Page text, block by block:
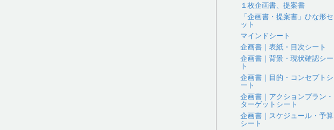
１枚企画書、提案書
「企画書・提案書」ひな形セ
ット
マインドシート
企画書｜表紙・目次シート
企画書｜背景・現状確認シー
ト
企画書｜目的・コンセプトシ
ート
企画書｜アクションプラン・
ターゲットシート
企画書｜スケジュール・予算
シート